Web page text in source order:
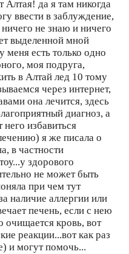
Алтая! да я там никогда
ввести в заблуждение,
ничего не знаю и ничего
выделенной мной
меня есть только одно
моя подруга,
в Алтай лед 10 тому
через интернет,
она лечится, здесь
диагноз, а
него избавиться
я же писала о
в частности
здорового
не может быть
при чем тут
наличие аллергии или
печень, если с нею
очищается кровь, вот
реакции...вот как раз
и могут помочь...